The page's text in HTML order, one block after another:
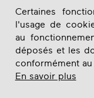
Certaines
l'usage de
au
déposés et les
conformément
En savoir plus